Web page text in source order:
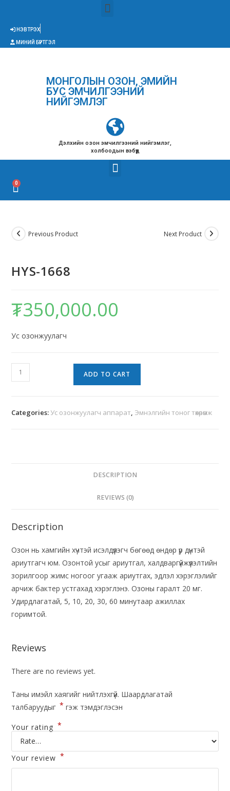
НЭВТРЭХ
МИНИЙ БҮРТГЭЛ
МОНГОЛЫН ОЗОН, ЭМИЙН
БУС ЭМЧИЛГЭЭНИЙ
НИЙГЭМЛЭГ
Дэлхийн озон эмчилгээний нийгэмлэг,
холбоодын вэбүүд
Previous Product Next Product
HYS-1668
₮350,000.00
Ус озонжуулагч
ADD TO CART
Categories: Ус озонжуулагч аппарат, Эмнэлгийн тоног төхөөрөмж
DESCRIPTION
REVIEWS (0)
Description
Озон нь хамгийн хүчтэй исэлдүүлэгч бөгөөд өндөр үр дүнтэй
ариутгагч юм. Озонтой усыг ариутгал, халдваргүйжүүлэлтийн
зорилгоор жимс ногоог угааж ариутгах, эдлэл хэрэглэлийг
арчиж бактер устгахад хэрэглэнэ. Озоны гаралт 20 мг.
Удирдлагатай, 5, 10, 20, 30, 60 минутаар ажиллах
горимтой.
Reviews
There are no reviews yet.
Таны имэйл хаягийг нийтлэхгүй. Шаардлагатай
талбаруудыг * гэж тэмдэглэсэн
Your rating *
Your review *